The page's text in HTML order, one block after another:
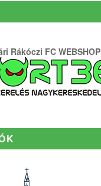
Rákóczi FC WEBSHOP